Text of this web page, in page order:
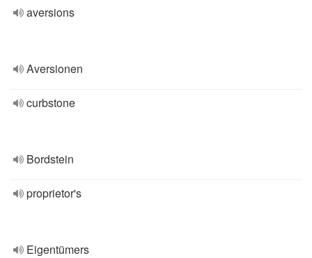
aversions
Aversionen
curbstone
Bordstein
proprietor's
Eigentümers